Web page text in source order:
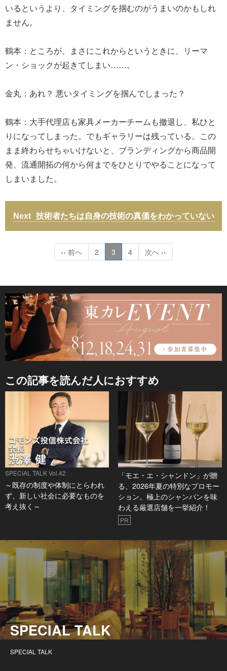
いるというより、タイミングを掴むのがうまいのかもしれ
ません。
鶴本：ところが、まさにこれからというときに、リーマ
ン・ショックが起きてしまい……。
金丸：あれ？ 悪いタイミングを掴んでしまった？
鶴本：大手代理店も家具メーカーチームも撤退し、私ひと
りになってしまった。でもギャラリーは残っている。この
まま終わらせちゃいけないと、ブランディングから商品開
発、流通開拓の何から何までをひとりでやることになって
しまいました。
技術者たちは自身の技術の真価をわかっていない
‹‹ 前へ 2 3 4 次へ ››
この記事を読んだ人におすすめ
SPECIAL TALK Vol.42
～既存の制度や体制にとらわれ
ず、新しい社会に必要なものを
考え抜く～
「モエ・エ・シャンドン」が贈
る、2026年夏の特別なプロモー
ション。極上のシャンパンを味
わえる厳選店舗を一挙紹介！
PR
SPECIAL TALK
SPECIAL TALK